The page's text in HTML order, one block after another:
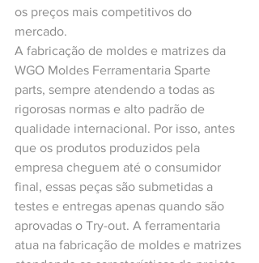
os preços mais competitivos do
mercado.
A fabricação de moldes e matrizes da
WGO Moldes Ferramentaria Sparte
parts, sempre atendendo a todas as
rigorosas normas e alto padrão de
qualidade internacional. Por isso, antes
que os produtos produzidos pela
empresa cheguem até o consumidor
final, essas peças são submetidas a
testes e entregas apenas quando são
aprovadas o Try-out. A ferramentaria
atua na fabricação de moldes e matrizes